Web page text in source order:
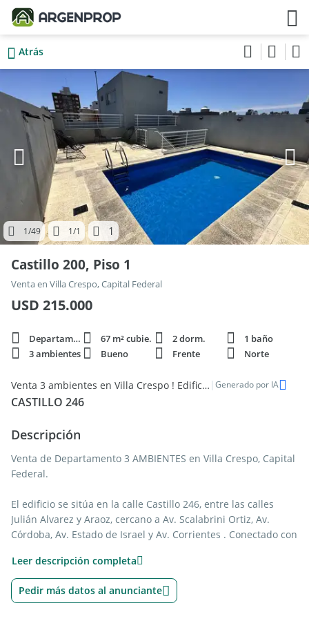
Atrás
1/49 1/1 1
Castillo 200, Piso 1
Venta en Villa Crespo, Capital Federal
USD 215.000
Departamento 67 m² cubie. 2 dorm.
1 baño
3 ambientes
Bueno Frente Norte
Venta 3 ambientes en Villa Crespo ! Edificio con Pileta | Generado por IA
CASTILLO 246
Descripción
Venta de Departamento 3 AMBIENTES en Villa Crespo, Capital
Federal.
El edificio se sitúa en la calle Castillo 246, entre las calles
Julián Alvarez y Araoz, cercano a Av. Scalabrini Ortiz, Av.
Córdoba, Av. Estado de Israel y Av. Corrientes . Conectado con
acceso al centro.
Los departamentos son amplios semipisos de categoría
Leer descripción completa
Pedir más datos al anunciante